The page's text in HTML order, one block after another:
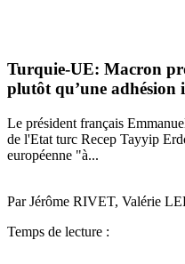
Turquie-UE: Macron
plutôt qu’une adhésion
Le président français
de l'Etat turc Recep Tayyip
européenne "à...
Par Jérôme RIVET, Valérie
Temps de lecture :